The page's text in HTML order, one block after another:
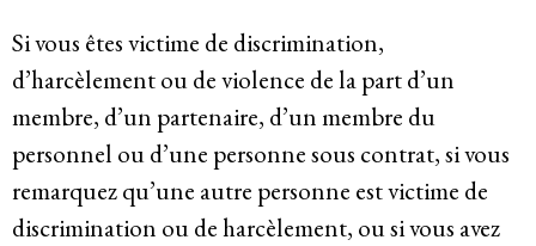
Si vous êtes victime de discrimination,
d’harcèlement ou de violence de la part d’un
membre, d’un partenaire, d’un membre du
personnel ou d’une personne sous contrat, si vous
remarquez qu’une autre personne est victime de
discrimination ou de harcèlement, ou si vous avez